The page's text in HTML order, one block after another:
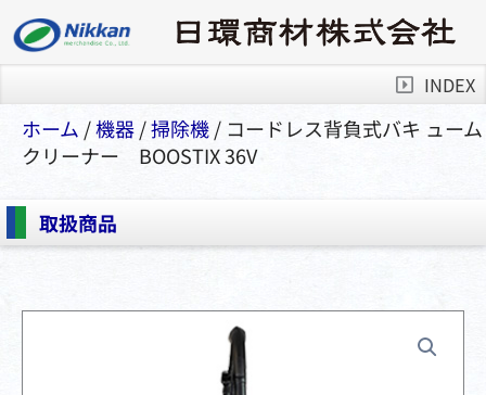
INDEX
ホーム /機器/掃除機/ コードレス背負式バキ ューム
クリーナー BOOSTIX 36V
取扱商品